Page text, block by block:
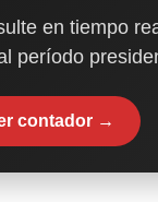
en tiempo
período
contador →